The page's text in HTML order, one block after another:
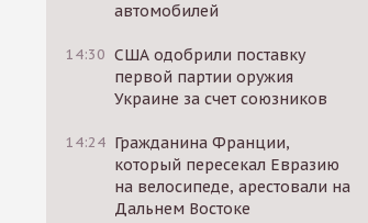
автомобилей
14:30 США одобрили поставку
первой партии оружия
Украине за счет союзников
14:24 Гражданина Франции,
который пересекал Евразию
на велосипеде, арестовали на
Дальнем Востоке